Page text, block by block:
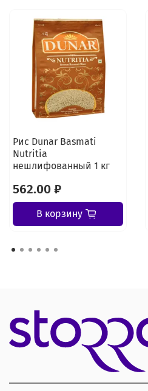
Рис Dunar Basmati
Nutritia
нешлифованный 1 кг
562.00 ₽
В корзину